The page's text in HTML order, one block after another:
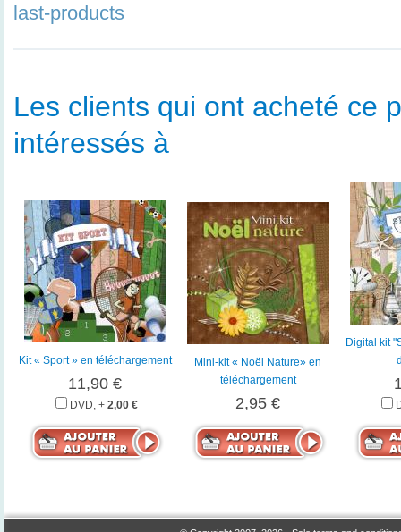
last-products
Les clients qui ont acheté ce
intéressés à
Kit « Sport » en téléchargement
11,90 €
DVD, + 2,00 €
Mini-kit « Noël Nature» en
téléchargement
2,95 €
Digital kit